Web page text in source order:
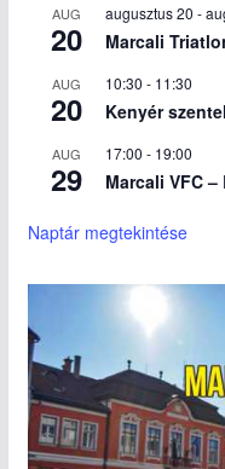
AUG
20
augusztus 20 -
Marcali
AUG
20
10:30 - 11:30
Kenyér
AUG
29
17:00 - 19:00
Marcali VFC
Naptár megtekintése